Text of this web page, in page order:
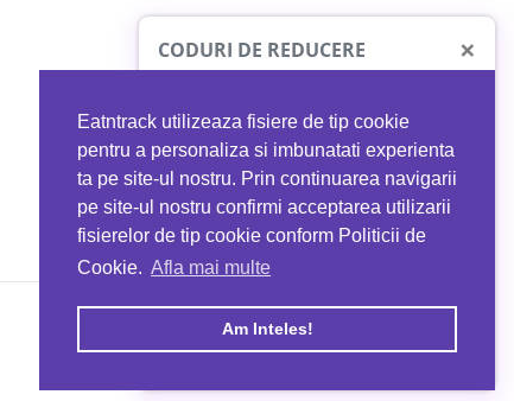
Eatntrack utilizeaza fisiere de tip cookie
pentru a personaliza si imbunatati experienta
ta pe site-ul nostru. Prin continuarea navigarii
pe site-ul nostru confirmi acceptarea utilizarii
fisierelor de tip cookie conform Politicii de
Cookie. Afla mai multe
Am Inteles!
CODURI DE REDUCERE ×
comandă
MYPROTEIN
Ai40%reducere la orice comandă
folosind codul EATTRACK